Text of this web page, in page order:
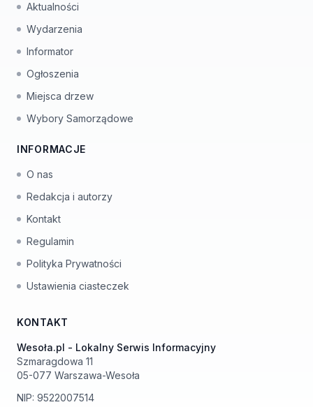
Aktualności
Wydarzenia
Informator
Ogłoszenia
Miejsca drzew
Wybory Samorządowe
INFORMACJE
O nas
Redakcja i autorzy
Kontakt
Regulamin
Polityka Prywatności
Ustawienia ciasteczek
KONTAKT
Wesoła.pl - Lokalny Serwis Informacyjny
Szmaragdowa 11
05-077 Warszawa-Wesoła
NIP: 9522007514